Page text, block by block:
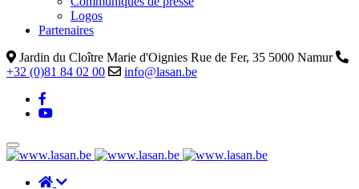
Logos
Partenaires
Jardin du Cloître Marie d'Oignies Rue de Fer, 35 5000 Namur
+32 (0)81 84 02 00
info@lasan.be